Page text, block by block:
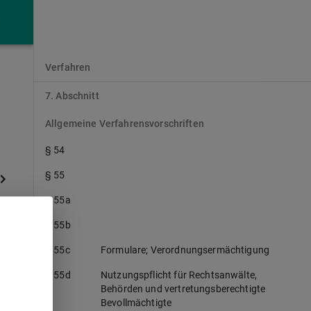
Verfahren
7. Abschnitt
Allgemeine Verfahrensvorschriften
§ 54
§ 55
§ 55a
§ 55b
§ 55c Formulare; Verordnungsermächtigung
§ 55d
Nutzungspflicht für Rechtsanwälte,
Behörden und vertretungsberechtigte
Bevollmächtigte